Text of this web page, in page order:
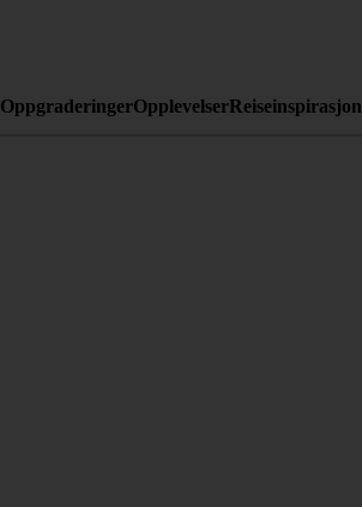
OppgraderingerOpplevelserReiseinspirasjon